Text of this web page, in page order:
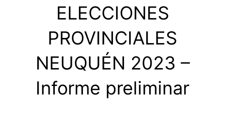
ELECCIONES
PROVINCIALES
NEUQUÉN 2023 –
Informe preliminar